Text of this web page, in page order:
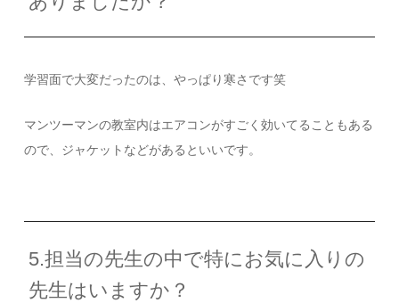
学習面で大変だったのは、やっぱり寒さです笑
マンツーマンの教室内はエアコンがすごく効いてることもある
ので、ジャケットなどがあるといいです。
5.担当の先生の中で特にお気に入りの
先生はいますか？